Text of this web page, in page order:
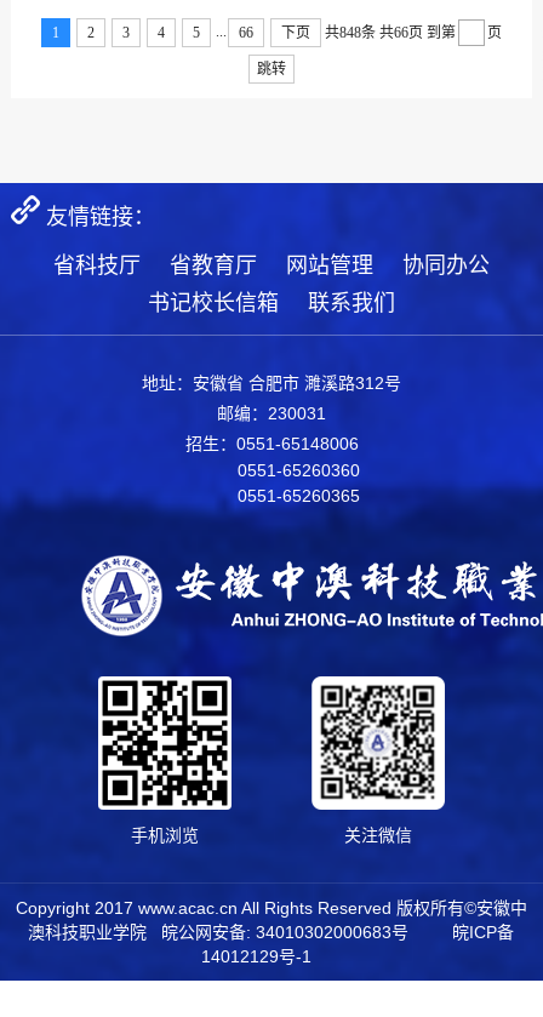
1 2 3 4 5 ... 66 下页 共848条 共66页 到第 页
跳转
友情链接：
省科技厅
省教育厅 网站管理
协同办公
书记校长信箱
联系我们
地址：安徽省 合肥市 濉溪路312号
邮编：230031
招生：0551-65148006
0551-65260360
0551-65260365
手机浏览 关注微信
Copyright 2017 www.acac.cn All Rights Reserved 版权所有©安徽中
澳科技职业学院 皖公网安备: 34010302000683号 皖ICP备
14012129号-1